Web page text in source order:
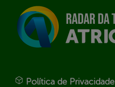
Política de Privacidade